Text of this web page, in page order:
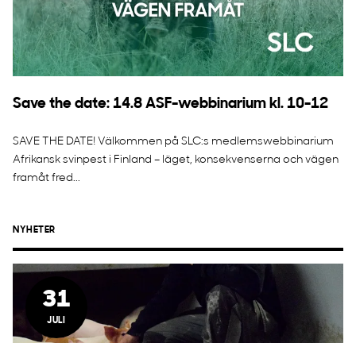
Save the date: 14.8 ASF-webbinarium kl. 10-12
SAVE THE DATE! Välkommen på SLC:s medlemswebbinarium
Afrikansk svinpest i Finland – läget, konsekvenserna och vägen
framåt fred...
NYHETER
31
JULI